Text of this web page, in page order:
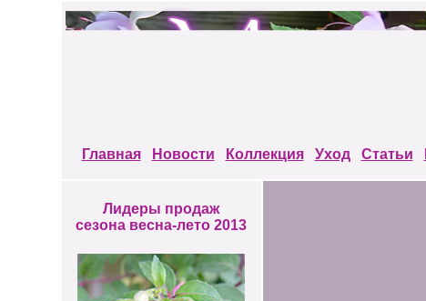
Главная Новости Коллекция Уход Статьи
Лидеры продаж
сезона весна-лето 2013